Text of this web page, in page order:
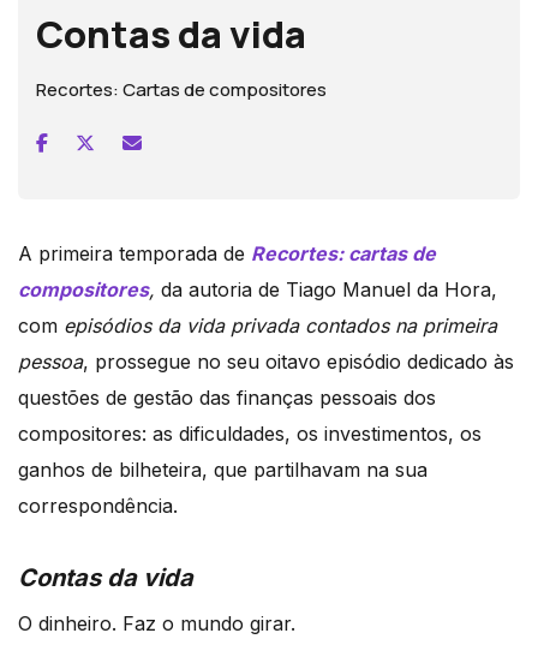
Contas da vida
Recortes: Cartas de compositores
A primeira temporada de Recortes: cartas de
compositores, da autoria de Tiago Manuel da Hora,
com episódios da vida privada contados na primeira
pessoa, prossegue no seu oitavo episódio dedicado às
questões de gestão das finanças pessoais dos
compositores: as dificuldades, os investimentos, os
ganhos de bilheteira, que partilhavam na sua
correspondência.
Contas da vida
O dinheiro. Faz o mundo girar.